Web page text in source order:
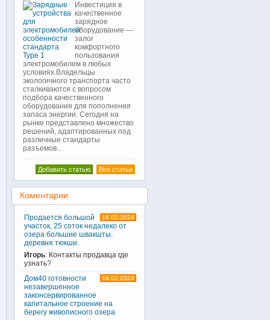
Инвестиция в
качественное
зарядное
оборудование —
залог
комфортного
пользования
электромобилем в любых
условиях.Владельцы
экологичного транспорта часто
сталкиваются с вопросом
подбора качественного
оборудования для пополнения
запаса энергии. Сегодня на
рынке представлено множество
решений, адаптированных под
различные стандарты
разъемов...
Все статьи
Добавить статью
Коментарии
16.02.2024
Продается большой
участок, 25 соток недалеко от
озера большие швакшты.
деревня тюкши.
Игорь: Контакты продавца где
узнать?
16.02.2024
Дом40 готовности
незавершенное
законсервированное
капитальное строение на
берегу живописного озера